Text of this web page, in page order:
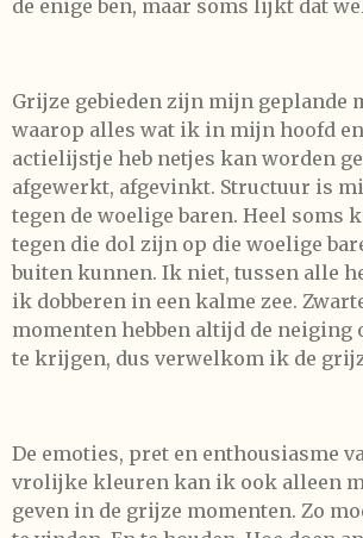
de enige ben, maar soms lijkt dat
Grijze gebieden zijn mijn geplande
waarop alles wat ik in mijn hoofd
actielijstje heb netjes kan worden
afgewerkt, afgevinkt. Structuur is
tegen de woelige baren. Heel soms
tegen die dol zijn op die woelige
buiten kunnen. Ik niet, tussen alle
ik dobberen in een kalme zee.
momenten hebben altijd de neiging
te krijgen, dus verwelkom ik de
De emoties, pret en enthousiasme
vrolijke kleuren kan ik ook alleen
geven in de grijze momenten. Zo